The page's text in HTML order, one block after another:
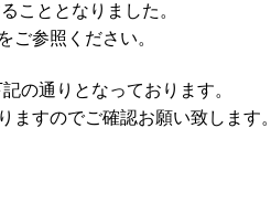
こととなりました。
ご参照ください。
の通りとなっております。
ますのでご確認お願い致します。